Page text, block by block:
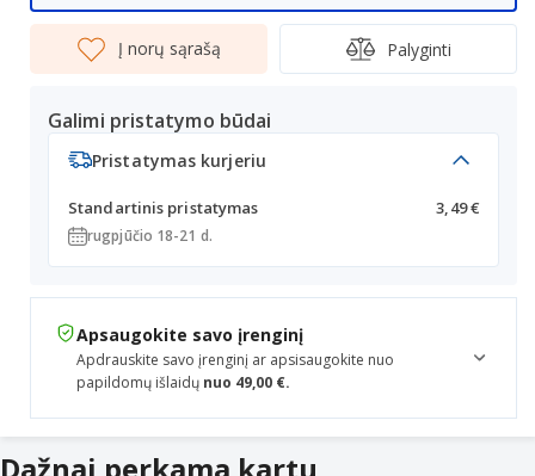
Į norų sąrašą Palyginti
Galimi pristatymo būdai
Pristatymas kurjeriu
Standartinis pristatymas 3,49 €
rugpjūčio 18-21 d.
Apsaugokite savo įrenginį
Apdrauskite savo įrenginį ar apsisaugokite nuo
papildomų išlaidų nuo 49,00 €.